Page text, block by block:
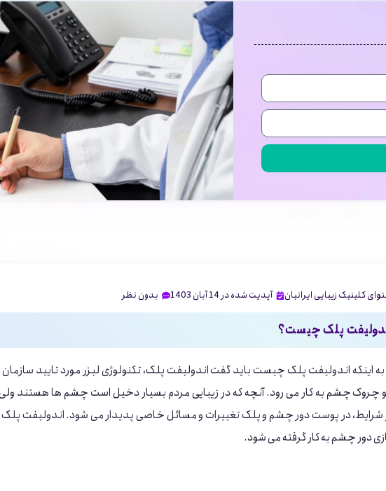
کلینیک زیبایی ایرانیان آپدیت شده در 14 آبان 1403 بدون نظر
پلک چیست؟
اینکه اندولیفت پلک چیست باید گفت اندولیفت پلک، تکنولوژی‌ لیزر مورد تایید
و چروک چشم به کار می رود. آنچه که در زیبایی مردم بسیار دخیل است چشم ها هستند ولی
در پوست دور چشم و پلک تغییرات و مسائل خاصی پدیدار می شود. اندولیفت پلک
دور چشم به کار گرفته می شود.